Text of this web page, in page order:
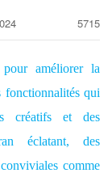
5715
améliorer la
fonctionnalités qui
créatifs et des
éclatant, des
comme